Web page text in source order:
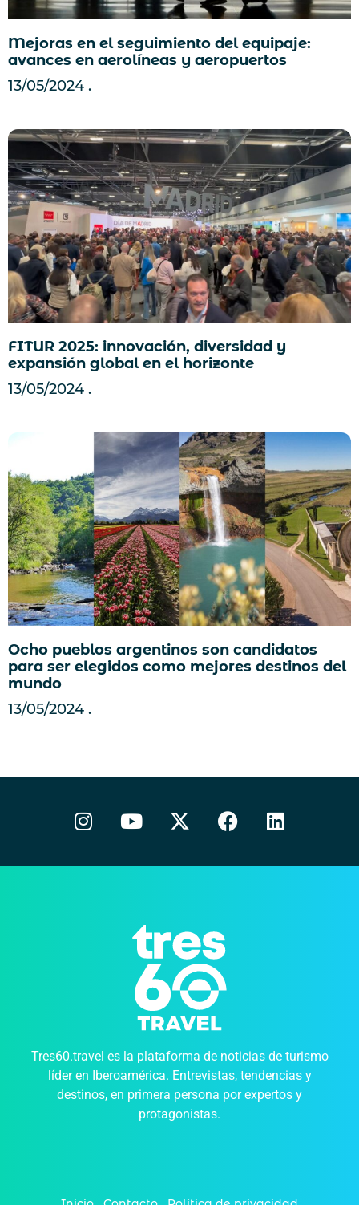
Mejoras en el seguimiento del equipaje:
avances en aerolíneas y aeropuertos
13/05/2024
FITUR 2025: innovación, diversidad y
expansión global en el horizonte
13/05/2024
Ocho pueblos argentinos son candidatos
para ser elegidos como mejores destinos del
mundo
13/05/2024
Tres60.travel es la plataforma de noticias de turismo
líder en Iberoamérica. Entrevistas, tendencias y
destinos, en primera persona por expertos y
protagonistas.